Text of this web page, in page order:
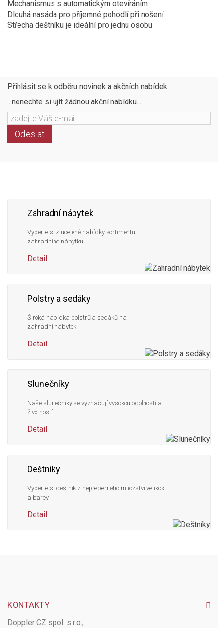
Mechanismus s automatickým otevíráním
Dlouhá nasáda pro příjemné pohodlí při nošení
Střecha deštníku je ideální pro jednu osobu
Přihlásit se k odběru novinek a akčních nabídek
...nenechte si ujít žádnou akční nabídku...
Odeslat
Zahradní nábytek
Vyberte si z ucelené nabídky sortimentu
zahradního nábytku.
Detail
Polstry a sedáky
Široká nabídka polstrů a sedáků na
zahradní nábytek.
Detail
Slunečníky
Naše slunečníky se vyznačují vysokou odolností a
životností.
Detail
Deštníky
Vyberte si deštník z nepřeberného množství velikostí
a barev.
Detail
KONTAKTY
Doppler CZ spol. s r.o.,